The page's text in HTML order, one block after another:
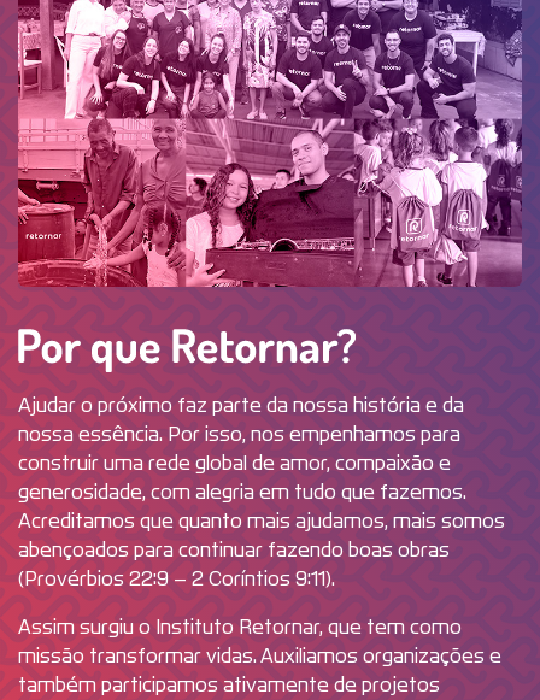
Por que
Ajudar o próximo faz parte da nossa história e da
nossa essência. Por isso, nos empenhamos para
construir uma rede global de amor, compaixão e
generosidade, com alegria em tudo que fazemos.
Acreditamos que quanto mais ajudamos, mais somos
abençoados para continuar fazendo boas obras
(Provérbios 22:9 – 2 Coríntios 9:11).
Assim surgiu o Instituto Retornar, que tem como
missão transformar vidas. Auxiliamos organizações e
também participamos ativamente de projetos